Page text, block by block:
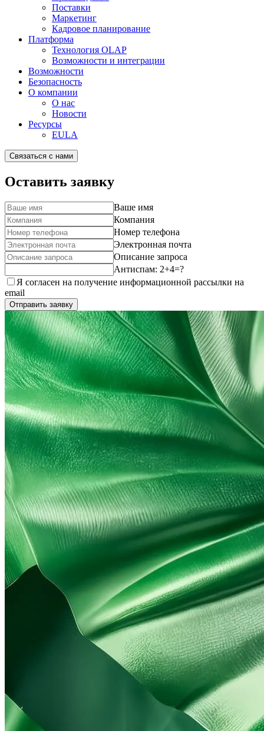
Поставки
Маркетинг
Кадровое планирование
Платформа
Технология OLAP
Возможности и интеграции
Возможности
Безопасность
О компании
О нас
Новости
Ресурсы
EULA
Связаться с нами
Оставить заявку
Ваше имя
Компания
Номер телефона
Электронная почта
Описание запроса
Антиспам: 2+4=?
Я согласен на получение информационной рассылки на
email
Отправить заявку